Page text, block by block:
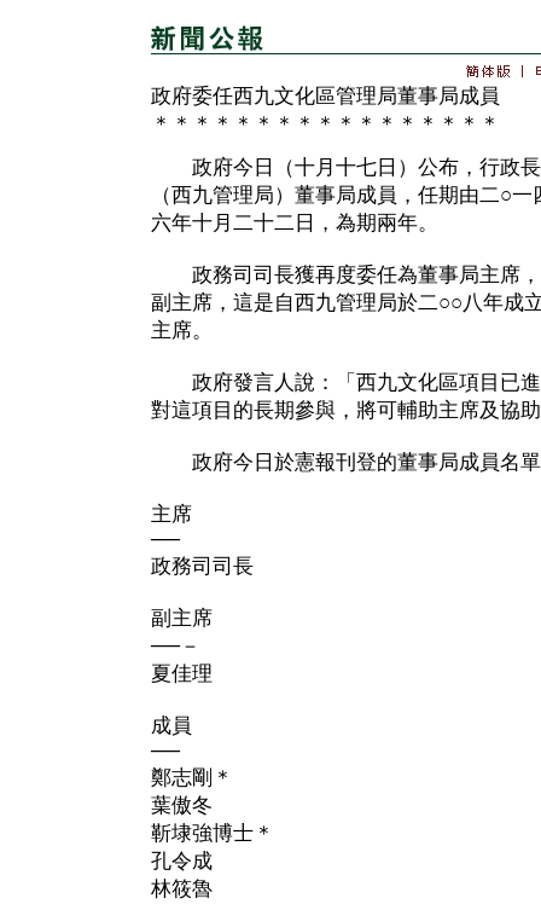
政府委任西九文化區管理局董事局成員
＊＊＊＊＊＊＊＊＊＊＊＊＊＊＊＊＊
政府今日（十月十七日）公布，行政長
（西九管理局）董事局成員，任期由二○
六年十月二十二日，為期兩年。
政務司司長獲再度委任為董事局主席，
副主席，這是自西九管理局於二○○八年成
主席。
政府發言人說：「西九文化區項目已進
對這項目的長期參與，將可輔助主席及協
政府今日於憲報刊登的董事局成員名
主席
──
政務司司長
副主席
──－
夏佳理
成員
──
鄭志剛＊
葉傲冬
靳埭強博士＊
孔令成
林筱魯